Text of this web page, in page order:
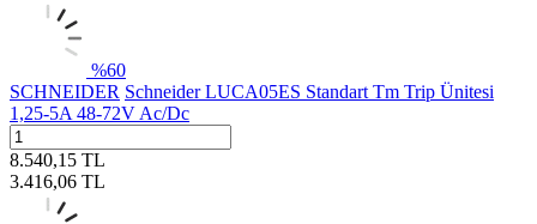
%60
SCHNEIDER Schneider LUCA05ES Standart Tm Trip Ünitesi
1,25-5A 48-72V Ac/Dc
8.540,15 TL
3.416,06 TL